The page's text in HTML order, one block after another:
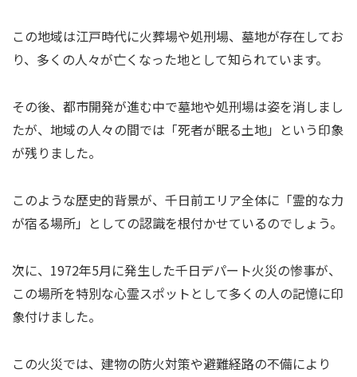
この地域は江戸時代に火葬場や処刑場、墓地が存在してお
り、多くの人々が亡くなった地として知られています。
その後、都市開発が進む中で墓地や処刑場は姿を消しまし
たが、地域の人々の間では「死者が眠る土地」という印象
が残りました。
このような歴史的背景が、千日前エリア全体に「霊的な力
が宿る場所」としての認識を根付かせているのでしょう。
次に、1972年5月に発生した千日デパート火災の惨事が、
この場所を特別な心霊スポットとして多くの人の記憶に印
象付けました。
この火災では、建物の防火対策や避難経路の不備により